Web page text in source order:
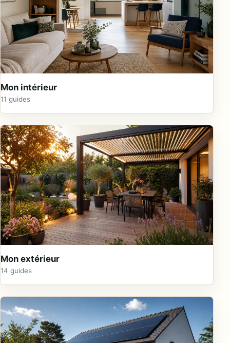
Mon intérieur
11 guides
Mon extérieur
14 guides